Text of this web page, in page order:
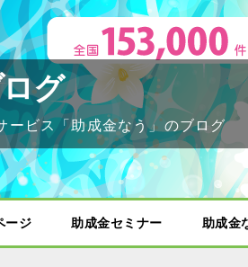
グ
ービス「助成金なう」のブログ
ージ 助成金セミナー 助成金